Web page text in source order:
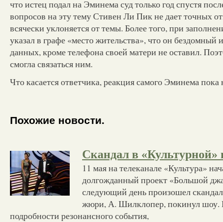
что истец подал на Эминема суд только год спустя
вопросов на эту тему Стивен Ли Пик не дает точных
всячески уклоняется от темы. Более того, при
указал в графе «место жительства», что он
данных, кроме телефона своей матери не оставил.
смогла связаться ним.
Что касается ответчика, реакция самого Эминема пока
Похожие новости.
Скандал в «Культурной»
11 мая на телеканале «Культура»
долгожданный проект «Большой
следующий день произошел
жюри, А. Шилклопер, покинул шоу.
подробности резонансного события,